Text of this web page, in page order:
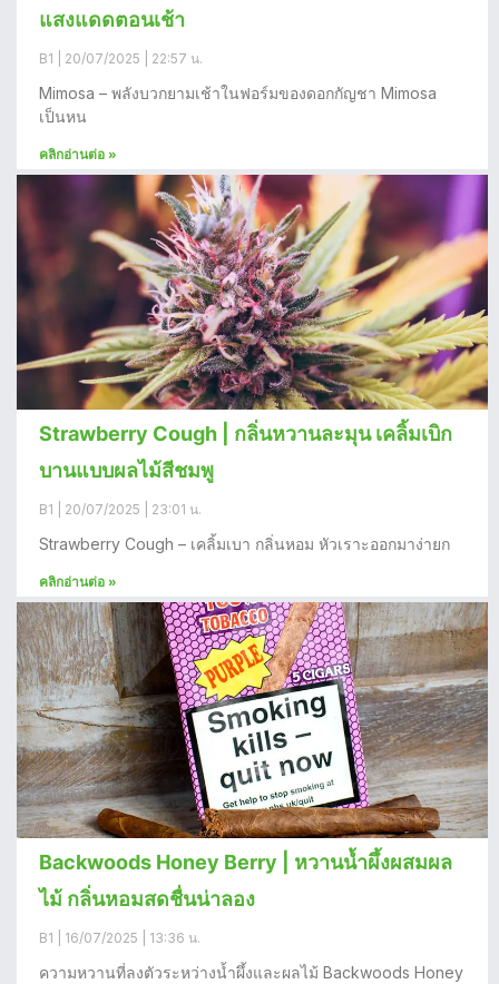
แสงแดดตอนเช้า
B1 20/07/2025 22:57 น.
Mimosa – พลังบวกยามเช้าในฟอร์มของดอกกัญชา Mimosa
เป็นหน
คลิกอ่านต่อ »
Strawberry Cough | กลิ่นหวานละมุน เคลิ้มเบิก
บานแบบผลไม้สีชมพู
B1 20/07/2025 23:01 น.
Strawberry Cough – เคลิ้มเบา กลิ่นหอม หัวเราะออกมาง่ายก
คลิกอ่านต่อ »
Backwoods Honey Berry | หวานน้ำผึ้งผสมผล
ไม้ กลิ่นหอมสดชื่นน่าลอง
B1 16/07/2025 13:36 น.
ความหวานที่ลงตัวระหว่างน้ำผึ้งและผลไม้ Backwoods Honey